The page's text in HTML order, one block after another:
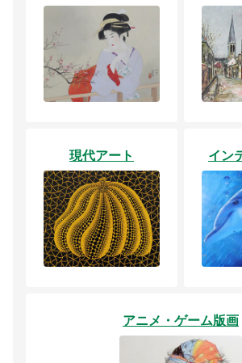
現代アート イン
アニメ・ゲーム版画